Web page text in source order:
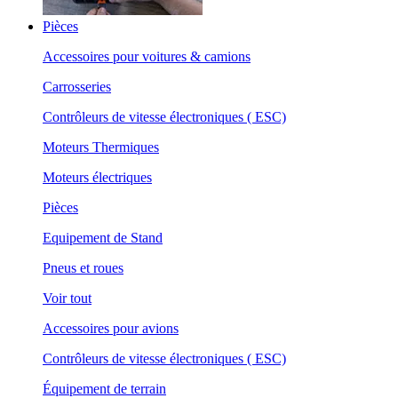
Pièces
Accessoires pour voitures & camions
Carrosseries
Contrôleurs de vitesse électroniques ( ESC)
Moteurs Thermiques
Moteurs électriques
Pièces
Equipement de Stand
Pneus et roues
Voir tout
Accessoires pour avions
Contrôleurs de vitesse électroniques ( ESC)
Équipement de terrain